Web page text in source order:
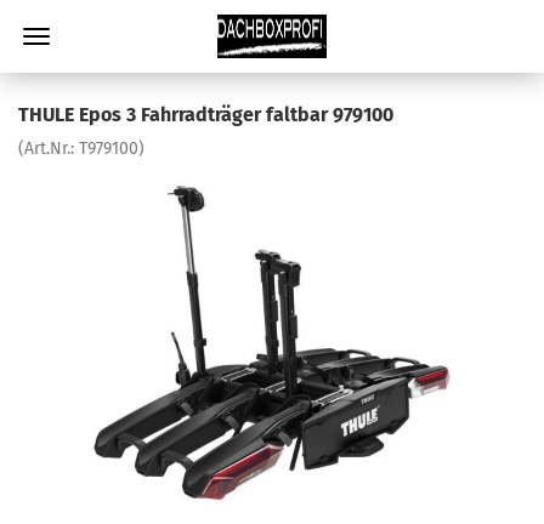
THULE Epos 3 Fahrradträger faltbar 979100
(Art.Nr.: T979100)